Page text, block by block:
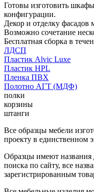
Готовы изготовить
конфигурации.
Декор и отделку
Возможно сочетание
Бесплатная сборка в
ЛДСП
Пластик Alvic Luxe
Пластик HPL
Пленка ПВХ
Полотно АГТ (МДФ)
полки
корзины
штанги
Все образцы мебели
проекту в единственном
Образцы имеют названия
поиска по сайту, все
зарегистрированным